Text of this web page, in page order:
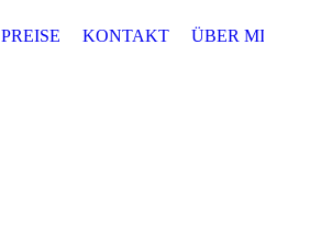
PREISE KONTAKT ÜBER MICH